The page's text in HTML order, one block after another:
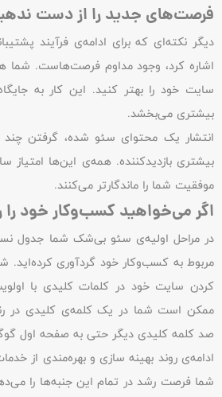
فرصت‌های جدید را از دست
دیگر نکته‌ای که برای ادامه‌ی فرآیند
اشاره کرد، وجود مداوم فرصت‌هاست. شما
سایت خود را بهتر کنید. این کار به
بیشتری می‌بخشد.
انتشار یک محتوای سئو شده، گرفتن
بیشتری بازدیدکننده. همه‌ی این‌ها امتیاز
موفقیت شما را ماندگارتر می‌کنند.
اگر می‌خواهید کسب‌وکار خود
در مراحل اولیه‌ی سئو بی‌شک شما جدول
مربوط به کسب‌وکار خود گردآوری کرده‌اید.
کردن سایت خود در کلمات کلیدی با
ممکن است شما در یک کلمه‌ی کلیدی در
صد کلمه کلیدی دیگر حتی به صفحه اول
ادامه‌ی روند بهینه سازی و بهره‌مندی از
شما فرصت رشد در تمام این جنبه‌ها را